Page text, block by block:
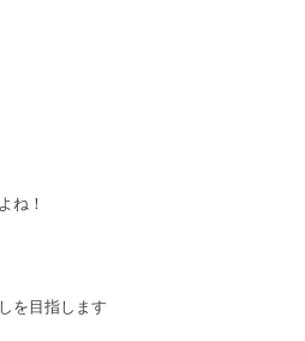
ね！
を目指します